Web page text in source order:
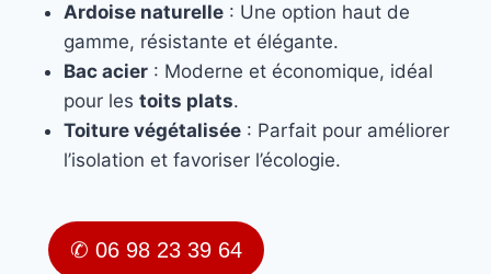
Ardoise naturelle : Une option haut de
gamme, résistante et élégante.
Bac acier : Moderne et économique, idéal
pour les toits plats.
Toiture végétalisée : Parfait pour améliorer
l’isolation et favoriser l’écologie.
✆ 06 98 23 39 64